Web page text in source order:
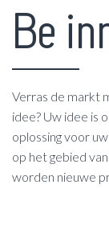
Be
Verras de markt
idee? Uw idee is
oplossing voor
op het gebied
worden nieuwe